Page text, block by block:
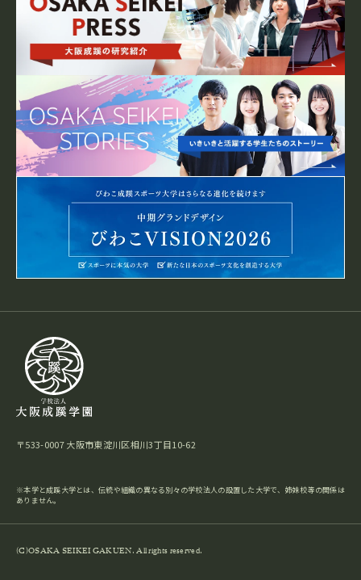
〒533-0007大阪市東淀川区相川3丁目10-62
※本学と成蹊大学とは、伝統や組織の異なる別々の学校法人の設置した大学で、姉妹校等の関係は
ありません。
(C)OSAKA SEIKEI GAKUEN. All rights reserved.